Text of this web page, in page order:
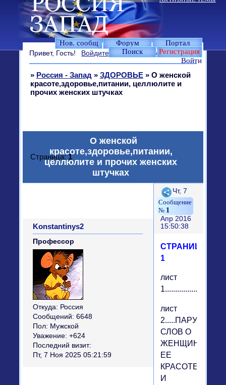
Нов. сообщ Форум
Портал
Поиск
Регистрация
Войти
Привет, Гость! Войдите илизарегистрируйтесь.
» Россия - Запад » ЗДОРОВЬЕ » О женской
красоте,здоровье,питании, целлюлите и
прочих женских штучках
О женской
красоте,здоровье,питании,
целлюлите и прочих женских
штучках
Страница:1
Поделиться
1
Чт, 7
Апр 2016
15:50:38
Konstantinys2
Профессор
Откуда: Россия
Сообщений: 6648
Пол: Мужской
Уважение: +624
Последний визит:
Пт, 7 Ноя 2025 05:21:59
СТРАНИЦА
1
лист
1.............................
лист
2.....ПАРУ
СЛОВ О
ЖЕНЩИНЕ,
ЕЕ
КРАСОТЕ
И